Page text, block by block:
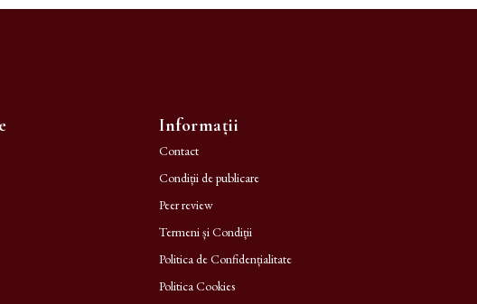
Informații
Contact
Condiții de publicare
Peer review
Termeni și Condiții
Politica de Confidențialitate
Politica Cookies